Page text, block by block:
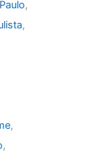
,
,
,
,